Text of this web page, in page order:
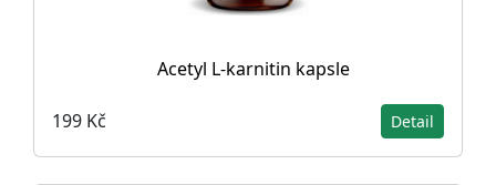
Acetyl L-karnitin kapsle
199 Kč Detail